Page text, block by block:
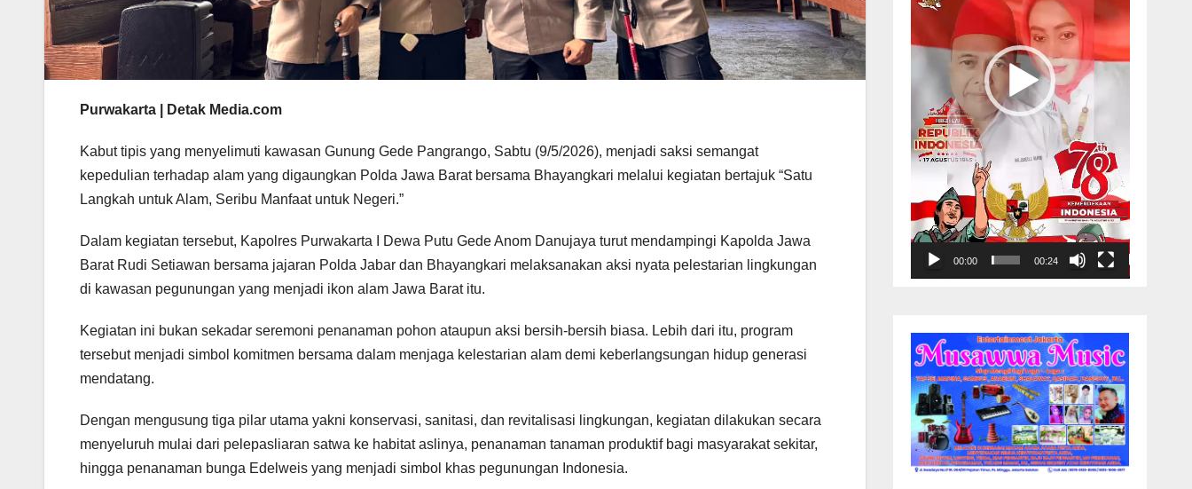
Purwakarta | Detak Media.com
Kabut tipis yang menyelimuti kawasan Gunung Gede Pangrango, Sabtu (9/5/2026), menjadi saksi semangat
kepedulian terhadap alam yang digaungkan Polda Jawa Barat bersama Bhayangkari melalui kegiatan bertajuk “Satu
Langkah untuk Alam, Seribu Manfaat untuk Negeri.”
Dalam kegiatan tersebut, Kapolres Purwakarta I Dewa Putu Gede Anom Danujaya turut mendampingi Kapolda Jawa
Barat Rudi Setiawan bersama jajaran Polda Jabar dan Bhayangkari melaksanakan aksi nyata pelestarian lingkungan
di kawasan pegunungan yang menjadi ikon alam Jawa Barat itu.
Kegiatan ini bukan sekadar seremoni penanaman pohon ataupun aksi bersih-bersih biasa. Lebih dari itu, program
tersebut menjadi simbol komitmen bersama dalam menjaga kelestarian alam demi keberlangsungan hidup generasi
mendatang.
Dengan mengusung tiga pilar utama yakni konservasi, sanitasi, dan revitalisasi lingkungan, kegiatan dilakukan secara
menyeluruh mulai dari pelepasliaran satwa ke habitat aslinya, penanaman tanaman produktif bagi masyarakat sekitar,
hingga penanaman bunga Edelweis yang menjadi simbol khas pegunungan Indonesia.
00:00 00:24